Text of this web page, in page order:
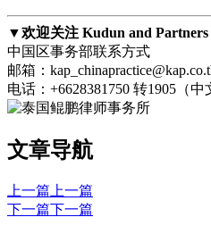
▼欢迎关注 Kudun and
中国区事务部联系方式
邮箱：
电话：+6628381750 转1905（中
文章导航
上一篇 上一篇
下一篇下一篇